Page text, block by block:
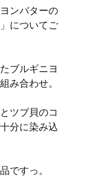
ンバターの
についてご
ブルギニヨ
み合わせ。
ツブ貝のコ
分に染み込
ですっ。